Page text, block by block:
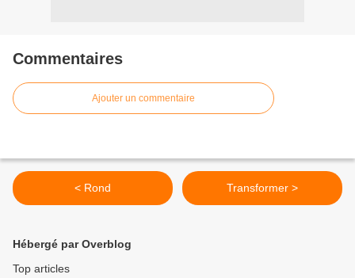
Commentaires
Ajouter un commentaire
< Rond Transformer >
Hébergé par Overblog
Top articles